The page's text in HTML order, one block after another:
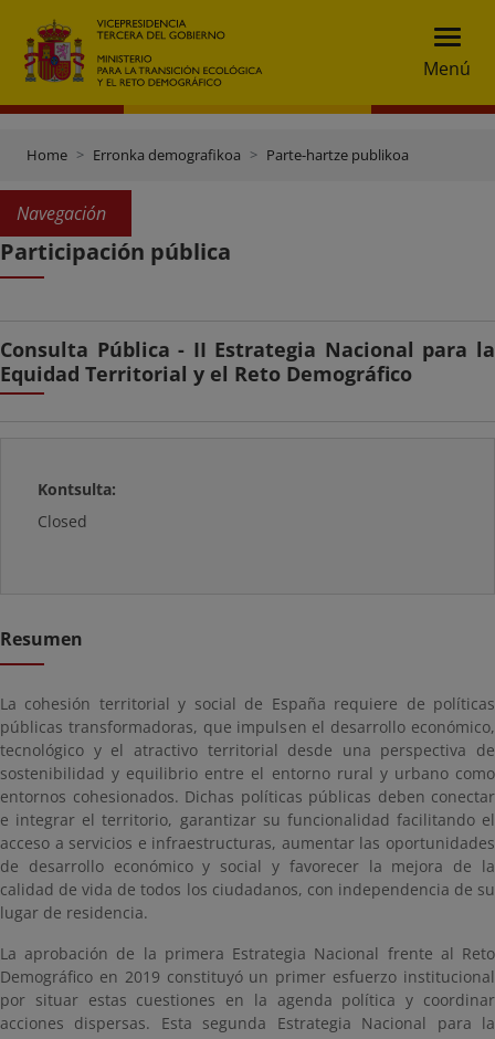
Menú
Home Erronka demografikoa Parte-hartze publikoa
Navegación
Participación pública
Consulta Pública - II Estrategia Nacional para la
Equidad Territorial y el Reto Demográfico
Kontsulta:
Closed
Resumen
La cohesión territorial y social de España requiere de políticas
públicas transformadoras, que impulsen el desarrollo económico,
tecnológico y el atractivo territorial desde una perspectiva de
sostenibilidad y equilibrio entre el entorno rural y urbano como
entornos cohesionados. Dichas políticas públicas deben conectar
e integrar el territorio, garantizar su funcionalidad facilitando el
acceso a servicios e infraestructuras, aumentar las oportunidades
de desarrollo económico y social y favorecer la mejora de la
calidad de vida de todos los ciudadanos, con independencia de su
lugar de residencia.
La aprobación de la primera Estrategia Nacional frente al Reto
Demográfico en 2019 constituyó un primer esfuerzo institucional
por situar estas cuestiones en la agenda política y coordinar
acciones dispersas. Esta segunda Estrategia Nacional para la